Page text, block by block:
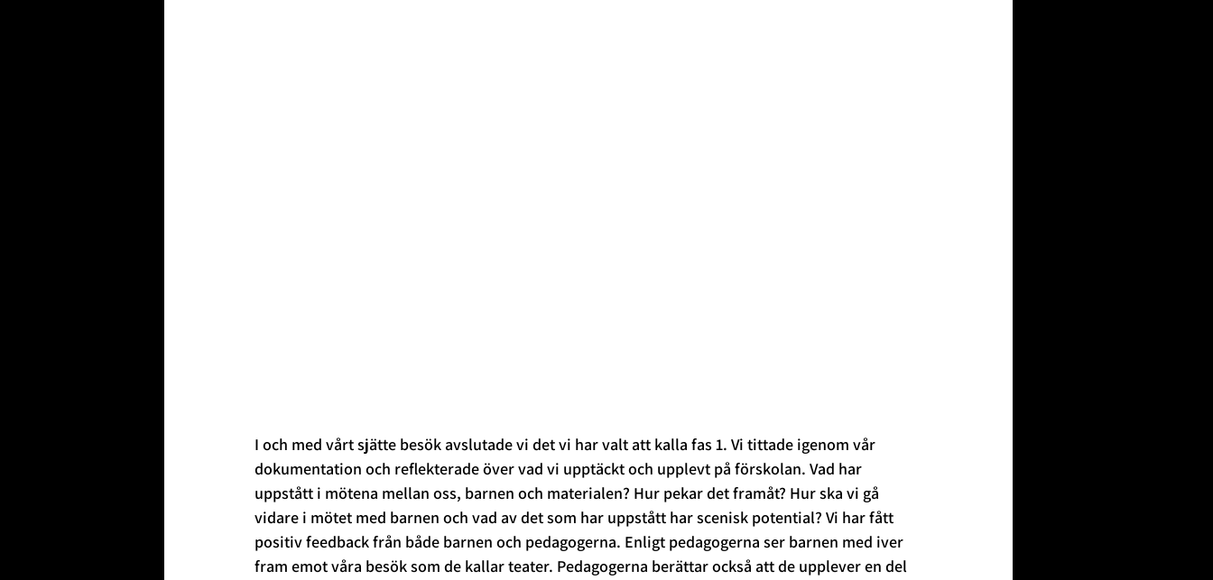
I och med vårt sjätte besök avslutade vi det vi har valt att kalla fas 1. Vi tittade igenom vår
dokumentation och reflekterade över vad vi upptäckt och upplevt på förskolan. Vad har
uppstått i mötena mellan oss, barnen och materialen? Hur pekar det framåt? Hur ska vi gå
vidare i mötet med barnen och vad av det som har uppstått har scenisk potential? Vi har fått
positiv feedback från både barnen och pedagogerna. Enligt pedagogerna ser barnen med iver
fram emot våra besök som de kallar teater. Pedagogerna berättar också att de upplever en del